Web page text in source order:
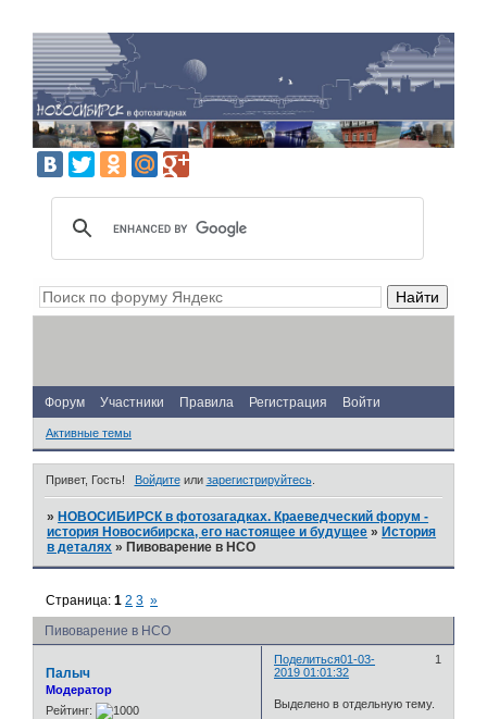
Форум Участники Правила Регистрация Войти
Активные темы
Привет, Гость! Войдитеили зарегистрируйтесь.
» НОВОСИБИРСК в фотозагадках. Краеведческий форум -
история Новосибирска, его настоящее и будущее » История
в деталях » Пивоварение в НСО
Пивоварение в НСО
Страница:1 2 3 »
Поделиться 1
01-03-
2019 01:01:32
Палыч
Модератор
Рейтинг:
Выделено в отдельную тему.